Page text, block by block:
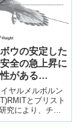
ウの安定した
全の急上昇に
がある
of kestrels
safety
ヤルメルボルン
とブリスト
究により、チョ
定した飛行の秘